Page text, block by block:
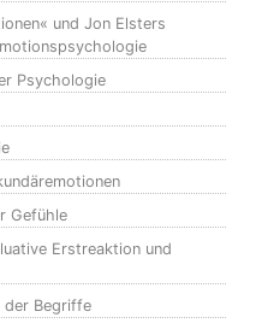
und Jon Elsters
Psychologie
Gefühle
Erstreaktion und
der Begriffe